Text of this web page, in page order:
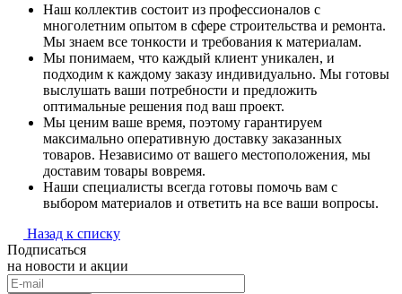
Наш коллектив состоит из профессионалов с
многолетним опытом в сфере строительства и ремонта.
Мы знаем все тонкости и требования к материалам.
Мы понимаем, что каждый клиент уникален, и
подходим к каждому заказу индивидуально. Мы готовы
выслушать ваши потребности и предложить
оптимальные решения под ваш проект.
Мы ценим ваше время, поэтому гарантируем
максимально оперативную доставку заказанных
товаров. Независимо от вашего местоположения, мы
доставим товары вовремя.
Наши специалисты всегда готовы помочь вам с
выбором материалов и ответить на все ваши вопросы.
Назад к списку
Подписаться
на новости и акции